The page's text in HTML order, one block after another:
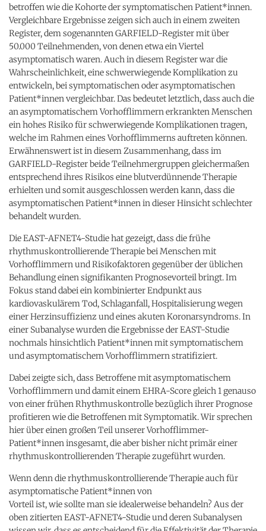
betroffen wie die Kohorte der symptomatischen Patient*innen.
Vergleichbare Ergebnisse zeigen sich auch in einem zweiten
Register, dem sogenannten GARFIELD-Register mit über
50.000 Teilnehmenden, von denen etwa ein Viertel
asymptomatisch waren. Auch in diesem Register war die
Wahrscheinlichkeit, eine schwerwiegende Komplikation zu
entwickeln, bei symptomatischen oder asymptomatischen
Patient*innen vergleichbar. Das bedeutet letztlich, dass auch die
an asymptomatischem Vorhofflimmern erkrankten Menschen
ein hohes Risiko für schwerwiegende Komplikationen tragen,
welche im Rahmen eines Vorhofflimmerns auftreten können.
Erwähnenswert ist in diesem Zusammenhang, dass im
GARFIELD-Register beide Teilnehmergruppen gleichermaßen
entsprechend ihres Risikos eine blutverdünnende Therapie
erhielten und somit ausgeschlossen werden kann, dass die
asymptomatischen Patient*innen in dieser Hinsicht schlechter
behandelt wurden.
Die EAST-AFNET4-Studie hat gezeigt, dass die frühe
rhythmuskontrollierende Therapie bei Menschen mit
Vorhofflimmern und Risikofaktoren gegenüber der üblichen
Behandlung einen signifikanten Prognosevorteil bringt. Im
Fokus stand dabei ein kombinierter Endpunkt aus
kardiovaskulärem Tod, Schlaganfall, Hospitalisierung wegen
einer Herzinsuffizienz und eines akuten Koronarsyndroms. In
einer Subanalyse wurden die Ergebnisse der EAST-Studie
nochmals hinsichtlich Patient*innen mit symptomatischem
und asymptomatischem Vorhofflimmern stratifiziert.
Dabei zeigte sich, dass Betroffene mit asymptomatischem
Vorhofflimmern und damit einem EHRA-Score gleich 1 genauso
von einer frühen Rhythmuskontrolle bezüglich ihrer Prognose
profitieren wie die Betroffenen mit Symptomatik. Wir sprechen
hier über einen großen Teil unserer Vorhofflimmer-
Patient*innen insgesamt, die aber bisher nicht primär einer
rhythmuskontrollierenden Therapie zugeführt wurden.
Wenn denn die rhythmuskontrollierende Therapie auch für
asymptomatische Patient*innen von
Vorteil ist, wie sollte man sie idealerweise behandeln? Aus der
oben zitierten EAST-AFNET4-Studie und deren Subanalysen